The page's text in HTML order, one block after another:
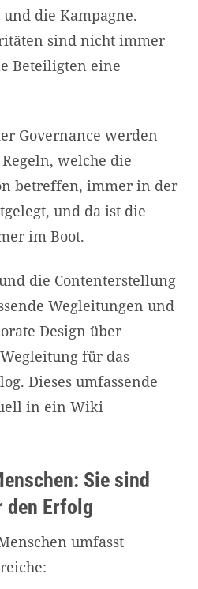
die Kampagne.
sind nicht immer
Beteiligten eine
Governance werden
welche die
betreffen, immer in der
und da ist die
im Boot.
die Contenterstellung
Wegleitungen und
Design über
für das
Dieses umfassende
in ein Wiki
Sie sind
den Erfolg
umfasst